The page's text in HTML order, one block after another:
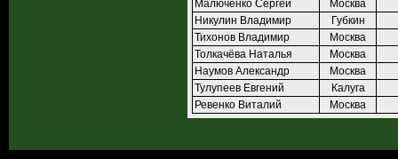
Малюченко Сергей
Москва
Никулин Владимир
Губкин
Тихонов Владимир
Москва
Толкачёва Наталья
Москва
Наумов Александр
Москва
Тулупеев Евгений
Калуга
Ревенко Виталий
Москва